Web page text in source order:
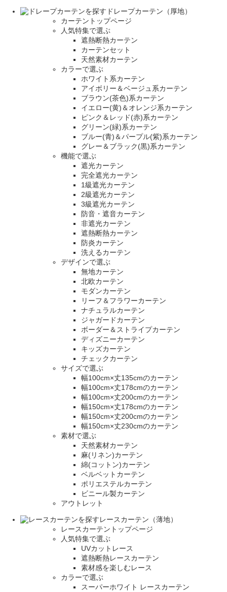
ドレープカーテン（厚地）
カーテントップページ
人気特集で選ぶ
遮熱断熱カーテン
カーテンセット
天然素材カーテン
カラーで選ぶ
ホワイト系カーテン
アイボリー＆ベージュ系カーテン
ブラウン(茶色)系カーテン
イエロー(黄)＆オレンジ系カーテン
ピンク＆レッド(赤)系カーテン
グリーン(緑)系カーテン
ブルー(青)＆パープル(紫)系カーテン
グレー＆ブラック(黒)系カーテン
機能で選ぶ
遮光カーテン
完全遮光カーテン
1級遮光カーテン
2級遮光カーテン
3級遮光カーテン
防音・遮音カーテン
非遮光カーテン
遮熱断熱カーテン
防炎カーテン
洗えるカーテン
デザインで選ぶ
無地カーテン
北欧カーテン
モダンカーテン
リーフ＆フラワーカーテン
ナチュラルカーテン
ジャガードカーテン
ボーダー＆ストライプカーテン
ディズニーカーテン
キッズカーテン
チェックカーテン
サイズで選ぶ
幅100cm×丈135cmのカーテン
幅100cm×丈178cmのカーテン
幅100cm×丈200cmのカーテン
幅150cm×丈178cmのカーテン
幅150cm×丈200cmのカーテン
幅150cm×丈230cmのカーテン
素材で選ぶ
天然素材カーテン
麻(リネン)カーテン
綿(コットン)カーテン
ベルベットカーテン
ポリエステルカーテン
ビニール製カーテン
アウトレット
レースカーテン（薄地）
レースカーテントップページ
人気特集で選ぶ
UVカットレース
遮熱断熱レースカーテン
素材感を楽しむレース
カラーで選ぶ
スーパーホワイト レースカーテン